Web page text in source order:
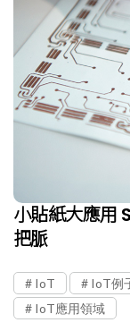
小貼紙大應用
把脈
IoT IoT例
IoT應用領域